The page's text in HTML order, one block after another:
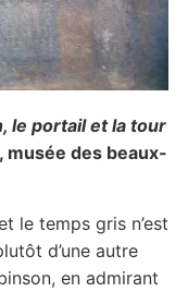
le portail et la tour
musée des beaux-
le temps gris n’est
d’une autre
en admirant